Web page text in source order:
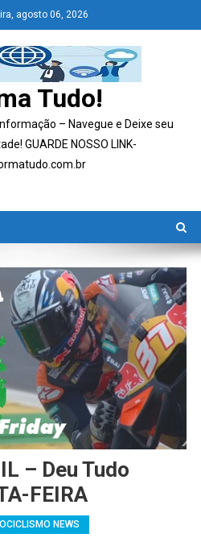
agosto 06, 2026
Tudo!
– Navegue e Deixe seu
GUARDE NOSSO LINK-
– Deu Tudo
FEIRA
NEWS